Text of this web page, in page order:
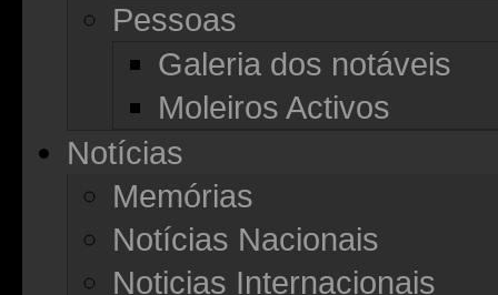
Pessoas
Galeria dos notáveis
Moleiros Activos
Notícias
Memórias
Notícias Nacionais
Noticias Internacionais